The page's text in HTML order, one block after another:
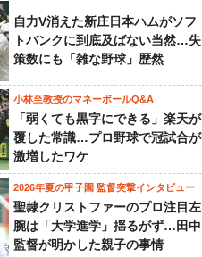
自力V消えた新庄日本ハムがソフ
トバンクに到底及ばない当然…失
策数にも「雑な野球」歴然
小林至教授のマネーボールQ&A
「弱くても黒字にできる」楽天が
覆した常識…プロ野球で冠試合が
激増したワケ
2026年夏の甲子園 監督突撃インタビュー
聖隷クリストファーのプロ注目左
腕は「大学進学」揺るがず…田中
監督が明かした親子の事情